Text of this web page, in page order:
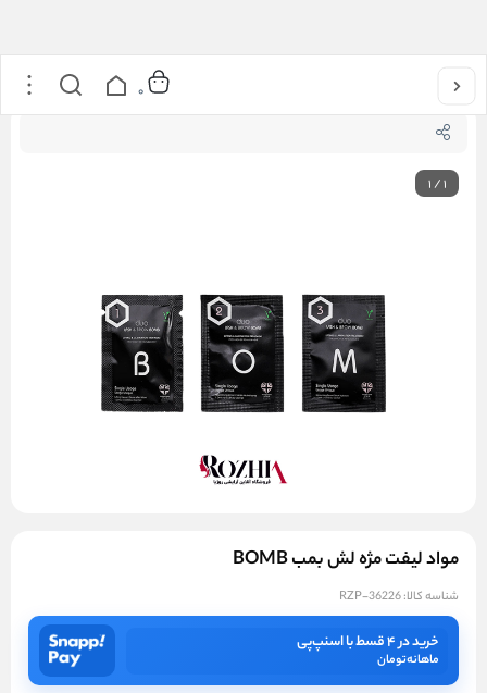
خانه مواد لیفت مژه لش بمب BOMB
0
1/1
مواد لیفت مژه لش بمب BOMB
شناسه کالا:RZP-36226
خرید در ۴ قسط با اسنپ‌پی
ماهانهتومان